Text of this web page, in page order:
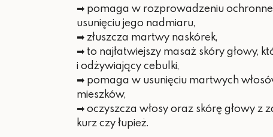
➡ pomaga w rozprowadzeniu
usunięciu jego nadmiaru,
➡ złuszcza martwy naskórek,
➡ to najłatwiejszy masaż skóry głowy,
i odżywiający cebulki,
➡ pomaga w usunięciu martwych
mieszków,
➡ oczyszcza włosy oraz skórę głowy z
kurz czy łupież.